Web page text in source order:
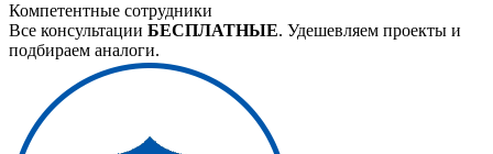
Компетентные сотрудники
Все консультации БЕСПЛАТНЫЕ. Удешевляем проекты и
подбираем аналоги.